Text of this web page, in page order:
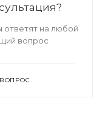
на любой
вопрос